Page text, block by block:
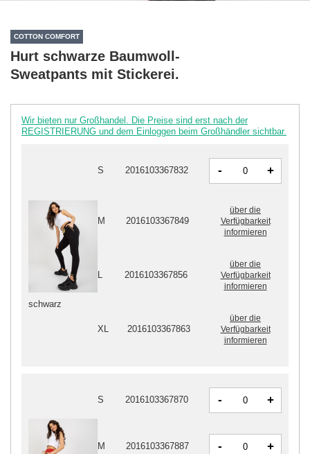
COTTON COMFORT
Hurt schwarze Baumwoll-
Sweatpants mit Stickerei.
Wir bieten nur Großhandel. Die Preise sind erst nach der
REGISTRIERUNG und dem Einloggen beim Großhändler sichtbar.
S 2016103367870 - +
M 2016103367887 - +
schwarz
S 2016103367832 - +
M 2016103367849
über die
Verfügbarkeit
informieren
2016103367856
über die
Verfügbarkeit
informieren
XL 2016103367863
über die
Verfügbarkeit
informieren